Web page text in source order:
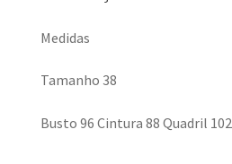
Medidas
Tamanho 38
Busto 96 Cintura 88 Quadril 102